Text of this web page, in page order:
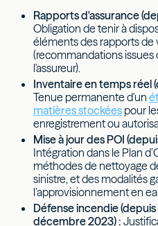
Rapports d'assurance
Obligation de tenir à
éléments des rapports de
(recommandations issues
l'assureur).
Inventaire en temps réel
Tenue permanente d'un
matières stockées pour
enregistrement ou
Mise à jour des POI
Intégration dans le Plan
méthodes de nettoyage
sinistre, et des modalités
l’approvisionnement en
Défense incendie (depuis
décembre 2023) :